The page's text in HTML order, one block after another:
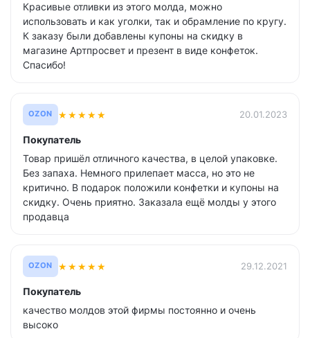
Красивые отливки из этого молда, можно
использовать и как уголки, так и обрамление по кругу.
К заказу были добавлены купоны на скидку в
магазине Артпросвет и презент в виде конфеток.
Спасибо!
OZON ★★★★★ 20.01.2023
Покупатель
Товар пришёл отличного качества, в целой упаковке.
Без запаха. Немного прилепает масса, но это не
критично. В подарок положили конфетки и купоны на
скидку. Очень приятно. Заказала ещё молды у этого
продавца
OZON ★★★★★ 29.12.2021
Покупатель
качество молдов этой фирмы постоянно и очень
высоко